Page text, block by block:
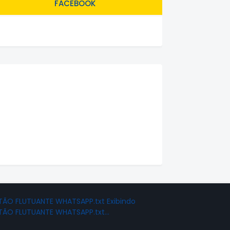
FACEBOOK
FLUTUANTE WHATSAPP.txt Exibindo
FLUTUANTE WHATSAPP.txt…